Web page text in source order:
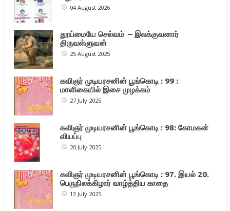
04 August 2026
தூய்மையே செல்வம் – இலக்குவனார்
திருவள்ளுவன்
25 August 2025
கவிஞர் முடியரசனின் பூங்கொடி : 99 :
மாளிகையில் இசை முழக்கம்
27 July 2025
கவிஞர் முடியரசனின் பூங்கொடி : 98: கோமகன்
வியப்பு
20 July 2025
கவிஞர் முடியரசனின் பூங்கொடி : 97. இயல் 20.
பெருநிலக்கிழார் வாழ்த்திய காதை
13 July 2025